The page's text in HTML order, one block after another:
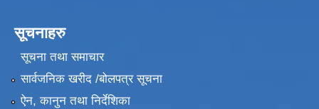
सूचनाहरु
सूचना तथा समाचार
सार्वजनिक खरीद /बोलपत्र सूचना
ऐन, कानुन तथा निर्देशिका